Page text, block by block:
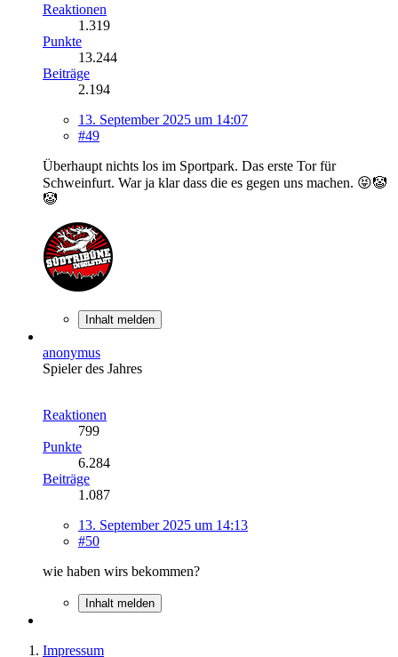
Reaktionen
1.319
Punkte
13.244
Beiträge
2.194
13. September 2025 um 14:07
#49
Überhaupt nichts los im Sportpark. Das erste Tor für
Schweinfurt. War ja klar dass die es gegen uns machen. 😝🤡
🤡
Inhalt melden
anonymus
Spieler des Jahres
Reaktionen
799
Punkte
6.284
Beiträge
1.087
13. September 2025 um 14:13
#50
wie haben wirs bekommen?
Inhalt melden
Impressum